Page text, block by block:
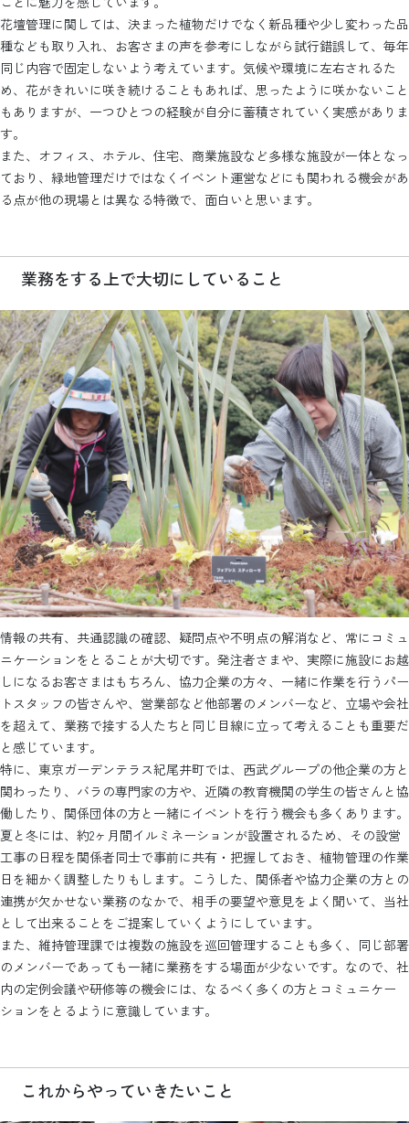
花壇管理に関しては、決まった植物だけでなく新品種や少し変わった品
種なども取り入れ、お客さまの声を参考にしながら試行錯誤して、毎年
同じ内容で固定しないよう考えています。気候や環境に左右されるた
め、花がきれいに咲き続けることもあれば、思ったように咲かないこと
もありますが、一つひとつの経験が自分に蓄積されていく実感がありま
す。
また、オフィス、ホテル、住宅、商業施設など多様な施設が一体となっ
ており、緑地管理だけではなくイベント運営などにも関われる機会があ
る点が他の現場とは異なる特徴で、面白いと思います。
業務をする上で大切にしていること
情報の共有、共通認識の確認、疑問点や不明点の解消など、常にコミュ
ニケーションをとることが大切です。発注者さまや、実際に施設にお越
しになるお客さまはもちろん、協力企業の方々、一緒に作業を行うパー
トスタッフの皆さんや、営業部など他部署のメンバーなど、立場や会社
を超えて、業務で接する人たちと同じ目線に立って考えることも重要だ
と感じています。
特に、東京ガーデンテラス紀尾井町では、西武グループの他企業の方と
関わったり、バラの専門家の方や、近隣の教育機関の学生の皆さんと協
働したり、関係団体の方と一緒にイベントを行う機会も多くあります。
夏と冬には、約2ヶ月間イルミネーションが設置されるため、その設営
工事の日程を関係者同士で事前に共有・把握しておき、植物管理の作業
日を細かく調整したりもします。こうした、関係者や協力企業の方との
連携が欠かせない業務のなかで、相手の要望や意見をよく聞いて、当社
として出来ることをご提案していくようにしています。
また、維持管理課では複数の施設を巡回管理することも多く、同じ部署
のメンバーであっても一緒に業務をする場面が少ないです。なので、社
内の定例会議や研修等の機会には、なるべく多くの方とコミュニケー
ションをとるように意識しています。
これからやっていきたいこと